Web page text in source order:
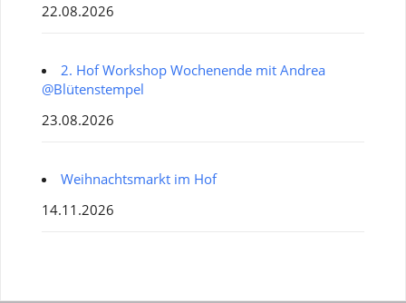
22.08.2026
2. Hof Workshop Wochenende mit Andrea
@Blütenstempel
23.08.2026
Weihnachtsmarkt im Hof
14.11.2026